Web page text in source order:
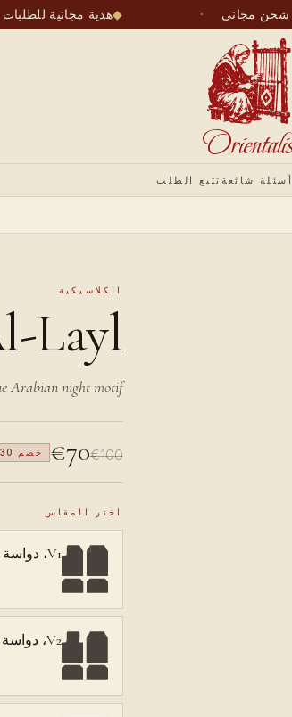
◆هدية مجانية
أسئلة شائعة تتبع الطلب
الكلاسيكية
Layl
Arabian night motif
€100
€70 خصم 30٪
اختر المقاس
V1، دواسة في الأعلى
V2، دواسة على الأرضية